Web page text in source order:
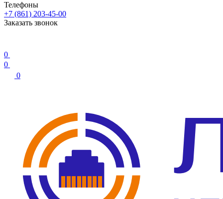
Телефоны
+7 (861) 203-45-00
Заказать звонок
0
0
0